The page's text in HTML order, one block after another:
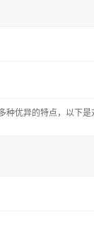
种优异的特点，以下是